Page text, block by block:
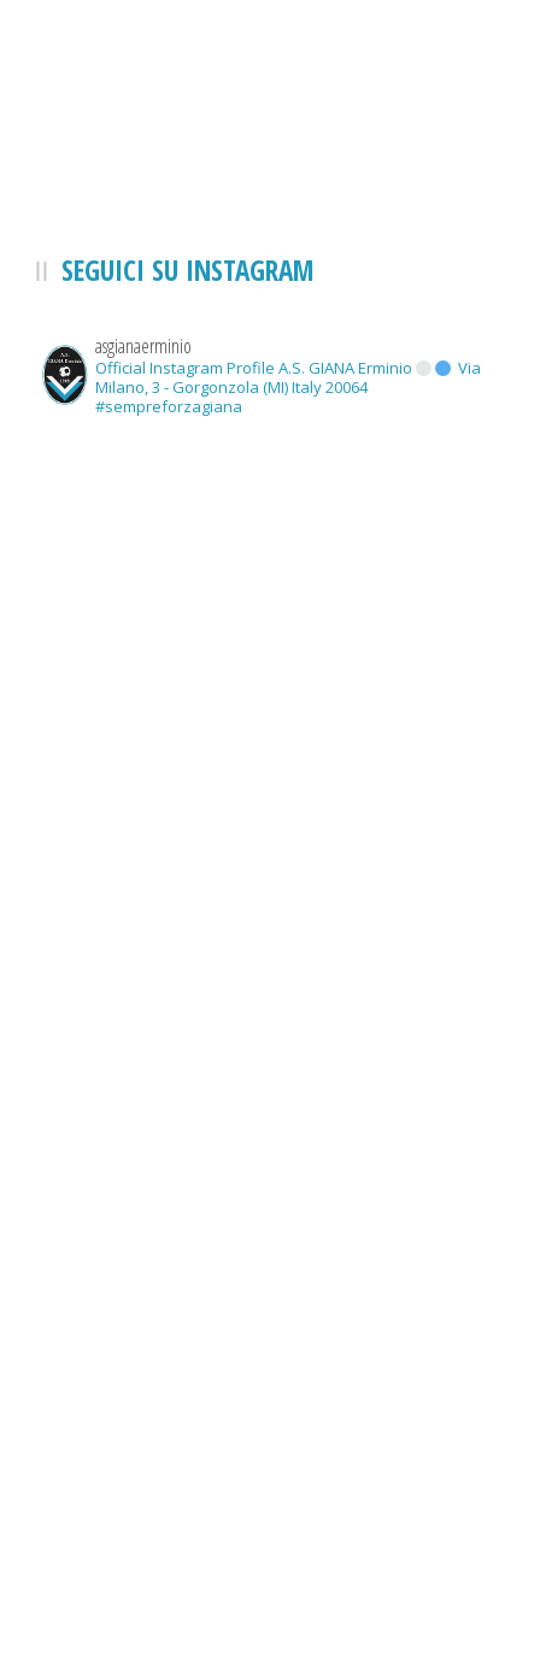
SEGUICI SU INSTAGRAM
asgianaerminio
Official Instagram Profile A.S. GIANA Erminio
Via
Milano, 3 - Gorgonzola (MI) Italy 20064
#sempreforzagiana